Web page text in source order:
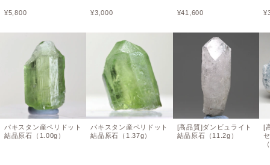
¥5,800
パキスタン産ペリドット
結晶原石（1.00g）
¥3,000
パキスタン産ペリドット
結晶原石（1.37g）
¥41,600
[高品質]ダンビュライト
結晶原石（11.2g）
¥
[